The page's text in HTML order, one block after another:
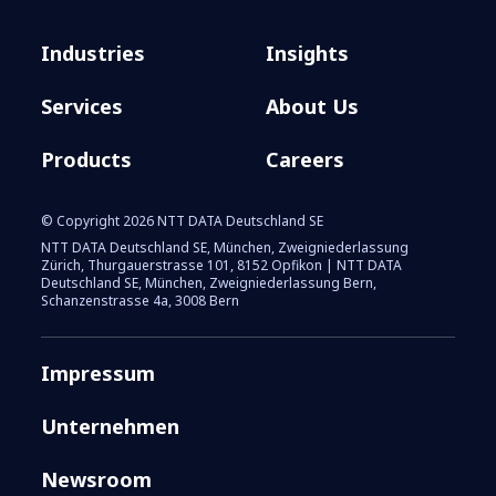
Industries
Services
Products
Insights
About Us
Careers
© Copyright 2026 NTT DATA Deutschland SE
NTT DATA Deutschland SE, München, Zweigniederlassung
Zürich, Thurgauerstrasse 101, 8152 Opfikon | NTT DATA
Deutschland SE, München, Zweigniederlassung Bern,
Schanzenstrasse 4a, 3008 Bern
Impressum
Unternehmen
Newsroom